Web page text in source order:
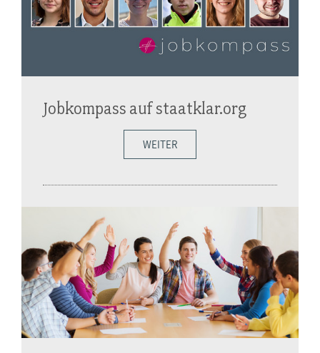
Jobkompass auf staatklar.org
WEITER